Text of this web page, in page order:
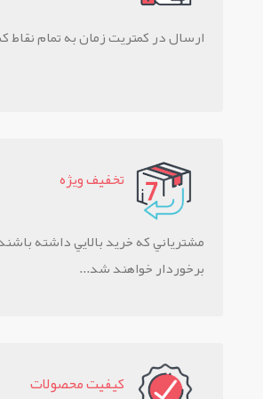
ارسال در کمتریت زمان به تمام نقاط
تخفيف ويژه
مشترياني که خريد بالايي داشته
برخوردار خواهند شد...
کيفيت محصولات